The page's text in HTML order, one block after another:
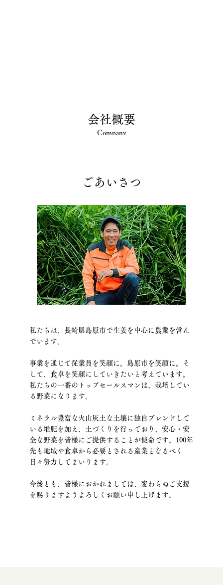
会社概要
Company
ごあいさつ
私たちは、長崎県島原市で生姜を中心に農業を営ん
でいます。
事業を通じて従業員を笑顔に。島原市を笑顔に。そ
して、食卓を笑顔にしていきたいと考えています。
私たちの一番のトップセールスマンは、栽培してい
る野菜になります。
ミネラル豊富な火山灰土な土壌に独自ブレンドして
いる堆肥を加え、土づくりを行っており、安心・安
全な野菜を皆様にご提供することが使命です。100年
先も地域や食卓から必要とされる産業となるべく
日々努力してまいります。
今後とも、皆様におかれましては、変わらぬご支援
を賜りますようよろしくお願い申し上げます。